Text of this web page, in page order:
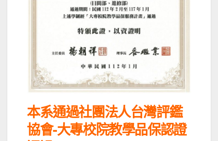
本系通過社團法人台灣評鑑
協會-大專校院教學品保認證